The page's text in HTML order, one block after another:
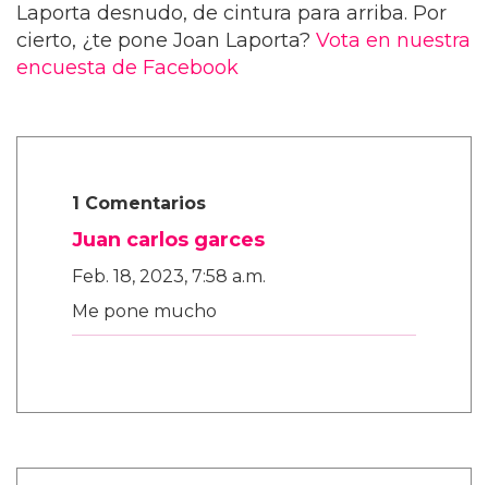
Laporta desnudo, de cintura para arriba. Por
cierto, ¿te pone Joan Laporta? Vota en nuestra
encuesta de Facebook
1 Comentarios
Juan carlos garces
Feb. 18, 2023, 7:58 a.m.
Me pone mucho